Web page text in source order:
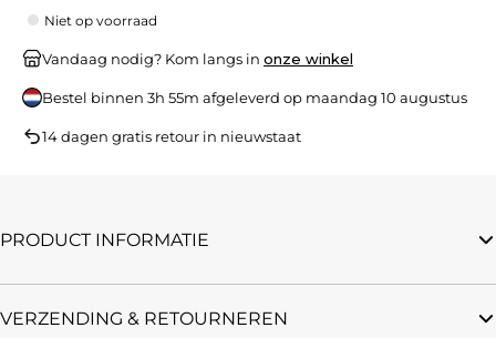
Niet op voorraad
Vandaag nodig? Kom langs in onze winkel
Bestel binnen 3h 55m afgeleverd op maandag 10 augustus
14 dagen gratis retour in nieuwstaat
PRODUCT INFORMATIE
VERZENDING & RETOURNEREN